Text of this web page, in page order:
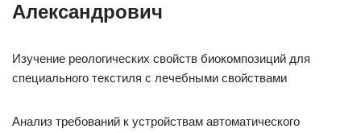
Александрович
Изучение реологических свойств биокомпозиций для
специального текстиля с лечебными свойствами
Анализ требований к устройствам автоматического